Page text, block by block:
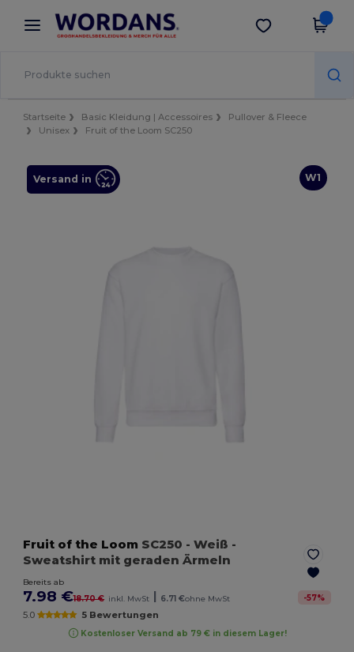
× Wordans App
Bessere Preise in der App!
App holen
Startseite Basic Kleidung | Accessoires
Pullover & Fleece
Unisex
Fruit of the Loom SC250
W1
Versand in
Fruit of the Loom SC250 - Weiß -
Sweatshirt mit geraden Ärmeln
Bereits ab
7.98 €18.70 € inkl. MwSt | 6.71 €ohne MwSt -57%
5.0 5 Bewertungen
Kostenloser Versand ab 79 € in diesem Lager!